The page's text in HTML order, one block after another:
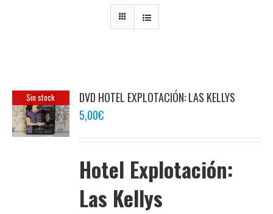
Sin stock
DVD HOTEL EXPLOTACIÓN: LAS KELLYS
5,00€
Hotel Explotación:
Las Kellys